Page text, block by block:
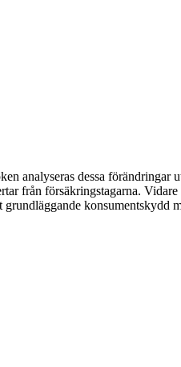
analyseras dessa
från försäkringstagarna.
konsumentskydd